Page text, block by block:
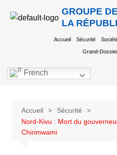
GROUPE
LA
Accueil Sécurité
Grand-
French
Accueil
Sécurité
Nord-Kivu : Mort du
Chirimwami